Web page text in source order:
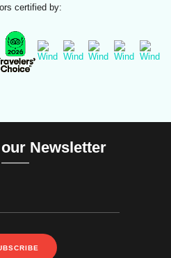
certified by:
Newsletter